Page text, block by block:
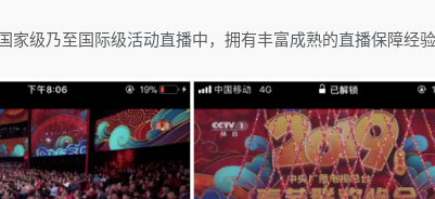
级乃至国际级活动直播中，拥有丰富成熟的直播保障经